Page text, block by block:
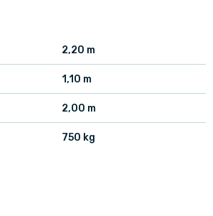
2,20 m
1,10 m
2,00 m
750 kg